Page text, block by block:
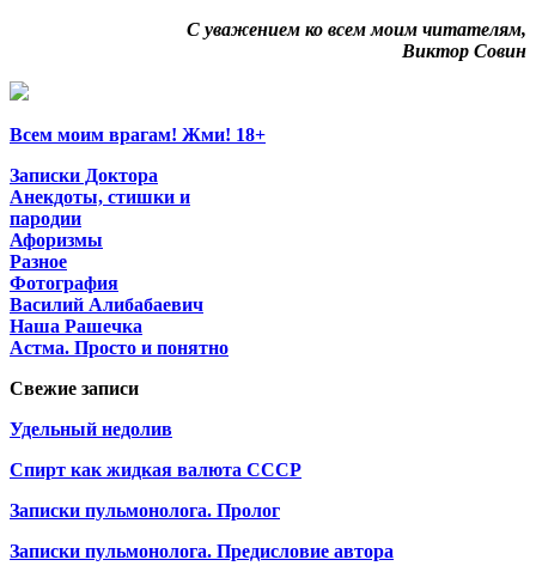
С уважением ко всем моим читателям,
Виктор Совин
Всем моим врагам! Жми! 18+
Записки Доктора
Анекдоты, стишки и
пародии
Афоризмы
Разное
Фотография
Василий Алибабаевич
Наша Рашечка
Астма. Просто и понятно
Свежие записи
Удельный недолив
Спирт как жидкая валюта СССР
Записки пульмонолога. Пролог
Записки пульмонолога. Предисловие автора